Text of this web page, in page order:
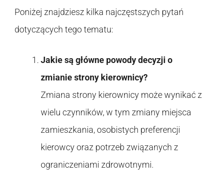
Poniżej znajdziesz kilka najczęstszych pytań
dotyczących tego tematu:
Jakie są główne powody decyzji o
zmianie strony kierownicy?
Zmiana strony kierownicy może wynikać z
wielu czynników, w tym zmiany miejsca
zamieszkania, osobistych preferencji
kierowcy oraz potrzeb związanych z
ograniczeniami zdrowotnymi.